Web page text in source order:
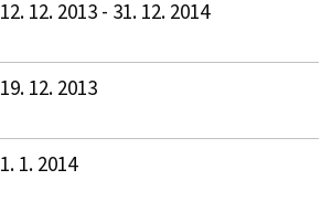
12. 12. 2013 - 31. 12. 2014
19. 12. 2013
1. 1. 2014